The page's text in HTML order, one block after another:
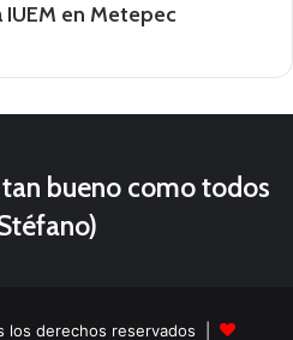
en Metepec
bueno como todos
los derechos reservados |